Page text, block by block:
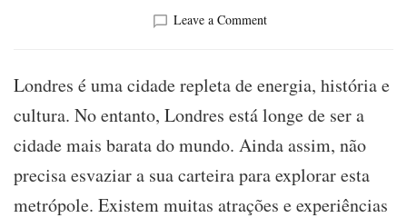
Leave a Commenton
11
Experiências
gastar
um
tostão
Londres é uma cidade repleta de energia, história e
cultura. No entanto, Londres está longe de ser a
cidade mais barata do mundo. Ainda assim, não
precisa esvaziar a sua carteira para explorar esta
metrópole. Existem muitas atrações e experiências